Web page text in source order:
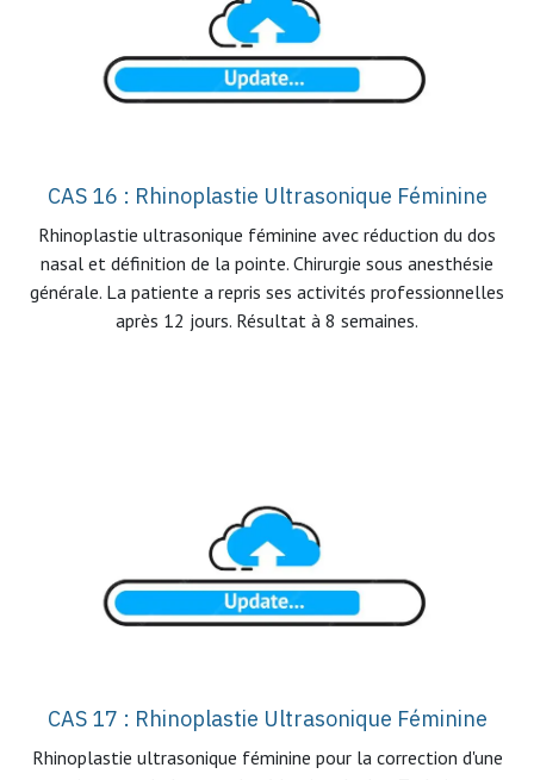
CAS 16 : Rhinoplastie Ultrasonique Féminine
Rhinoplastie ultrasonique féminine avec réduction du dos
nasal et définition de la pointe. Chirurgie sous anesthésie
générale. La patiente a repris ses activités professionnelles
après 12 jours. Résultat à 8 semaines.
CAS 17 : Rhinoplastie Ultrasonique Féminine
Rhinoplastie ultrasonique féminine pour la correction d'une